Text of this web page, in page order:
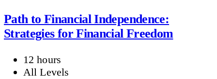
Path to Financial Independence:
Strategies for Financial Freedom
12 hours
All Levels